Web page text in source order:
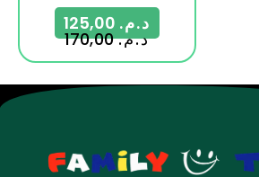
د.م.170,00
د.م.